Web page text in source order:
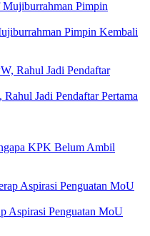
Pimpin Kembali
Jadi Pendaftar Pertama
KPK Belum Ambil
Aspirasi Penguatan MoU